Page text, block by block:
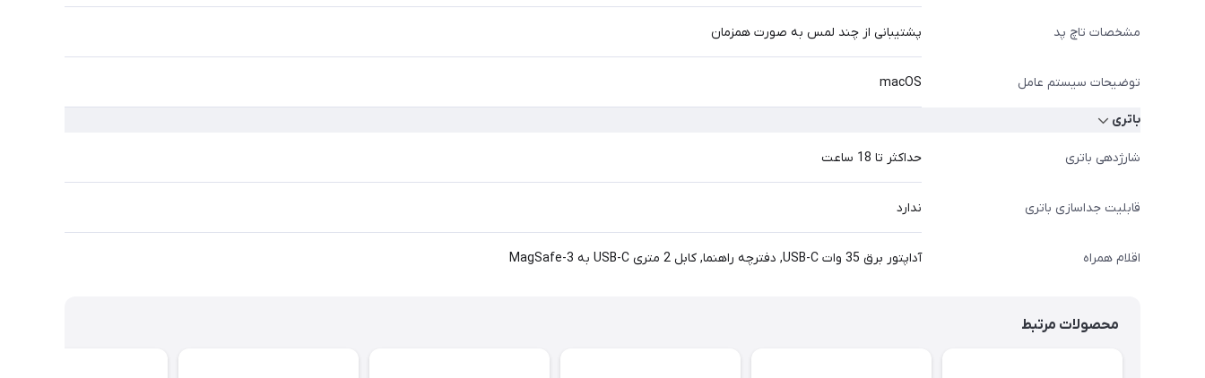
مشخصات تاچ پد پشتیبانی از چند لمس به صورت همزمان
توضیحات سیستم عامل macOS
باتری
شارژدهی باتری حداکثر تا 18 ساعت
قابلیت جداسازی باتری ندارد
اقلام همراه آداپتور برق 35 وات USB-C, دفترچه راهنما, کابل 2 متری USB-C به MagSafe-3
محصولات مرتبط